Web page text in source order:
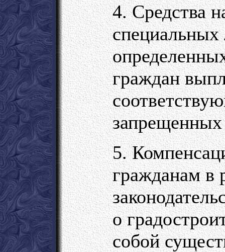
4. Средства
специальных
граждан
запрещенных
5.
гражданам в
о
собой